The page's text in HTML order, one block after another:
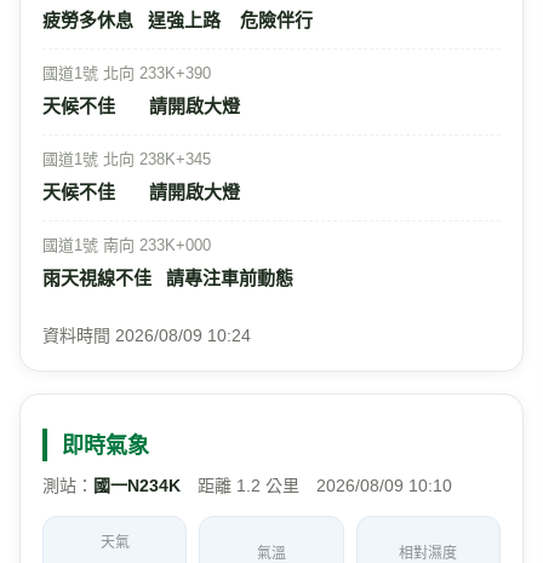
疲勞多休息   逞強上路    危險伴行
國道1號 北向 233K+390
天候不佳       請開啟大燈
國道1號 北向 238K+345
天候不佳       請開啟大燈
國道1號 南向 233K+000
雨天視線不佳   請專注車前動態
資料時間 2026/08/09 10:24
即時氣象
測站： 國一N234K 距離 1.2 公里 2026/08/09 10:10
天氣
氣溫 相對濕度